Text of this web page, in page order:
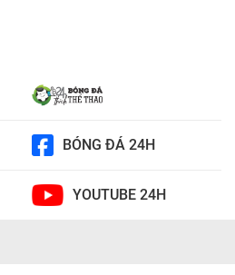
BÓNG ĐÁ 24H
YOUTUBE 24H